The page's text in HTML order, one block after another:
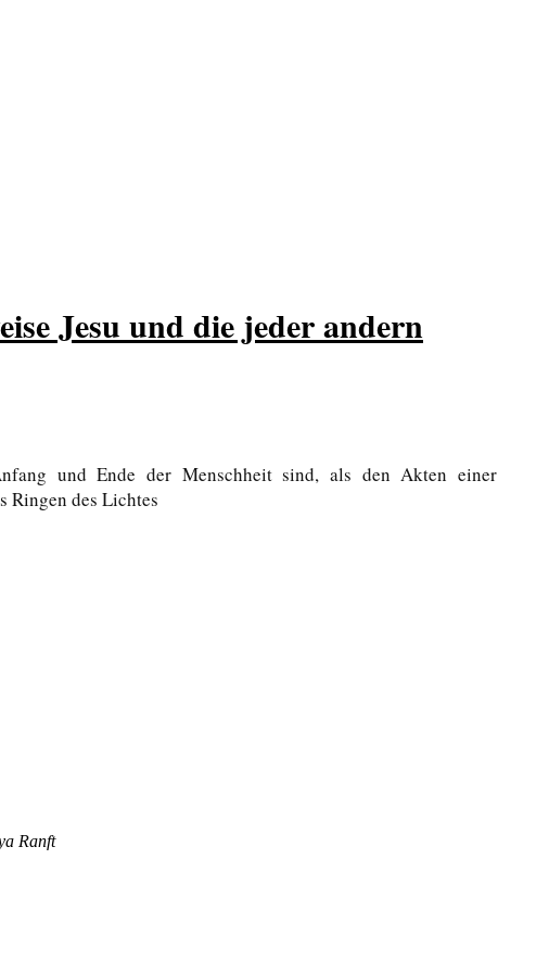
Jesu und die jeder andern
und Ende der Menschheit sind, als den Akten einer
Ringen des Lichtes
Ranft